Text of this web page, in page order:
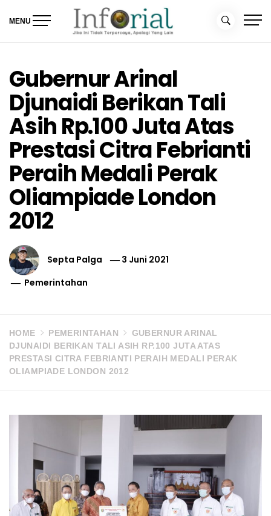
MENU
Gubernur Arinal
Djunaidi Berikan Tali
Asih Rp.100 Juta Atas
Prestasi Citra Febrianti
Peraih Medali Perak
Oliampiade London
2012
Septa Palga
3 Juni 2021
Pemerintahan
HOME PEMERINTAHAN
GUBERNUR ARINAL
DJUNAIDI BERIKAN TALI ASIH RP.100 JUTA ATAS
PRESTASI CITRA FEBRIANTI PERAIH MEDALI PERAK
OLIAMPIADE LONDON 2012